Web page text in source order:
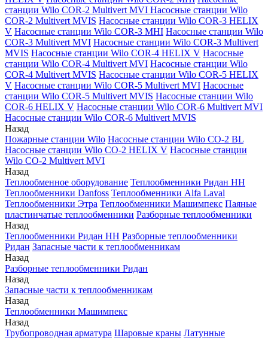
станции Wilo COR-2 Multivert MVI Насосные станции Wilo
COR-2 Multivert MVIS Насосные станции Wilo COR-3 HELIX
V Насосные станции Wilo COR-3 MHI Насосные станции Wilo
COR-3 Multivert MVI Насосные станции Wilo COR-3 Multivert
MVIS Насосные станции Wilo COR-4 HELIX V Насосные
станции Wilo COR-4 Multivert MVI Насосные станции Wilo
COR-4 Multivert MVIS Насосные станции Wilo COR-5 HELIX
V Насосные станции Wilo COR-5 Multivert MVI Насосные
станции Wilo COR-5 Multivert MVIS Насосные станции Wilo
COR-6 HELIX V Насосные станции Wilo COR-6 Multivert MVI
Насосные станции Wilo COR-6 Multivert MVIS
Назад
Пожарные станции Wilo Насосные станции Wilo CO-2 BL
Насосные станции Wilo CO-2 HELIX V Насосные станции
Wilo CO-2 Multivert MVI
Назад
Теплообменное оборудование Теплообменники Ридан НН
Теплообменники Danfoss Теплообменники Alfa Laval
Теплообменники Этра Теплообменники Машимпекс Паяные
пластинчатые теплообменники Разборные теплообменники
Назад
Теплообменники Ридан НН Разборные теплообменники
Ридан Запасные части к теплообменникам
Назад
Разборные теплообменники Ридан
Назад
Запасные части к теплообменникам
Назад
Теплообменники Машимпекс
Назад
Трубопроводная арматура Шаровые краны Латунные